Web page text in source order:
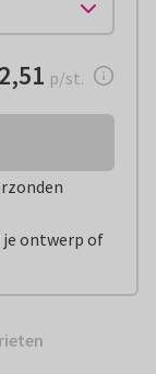
€ 2,51 per stuk
2,51 p/st.
je ontwerp of